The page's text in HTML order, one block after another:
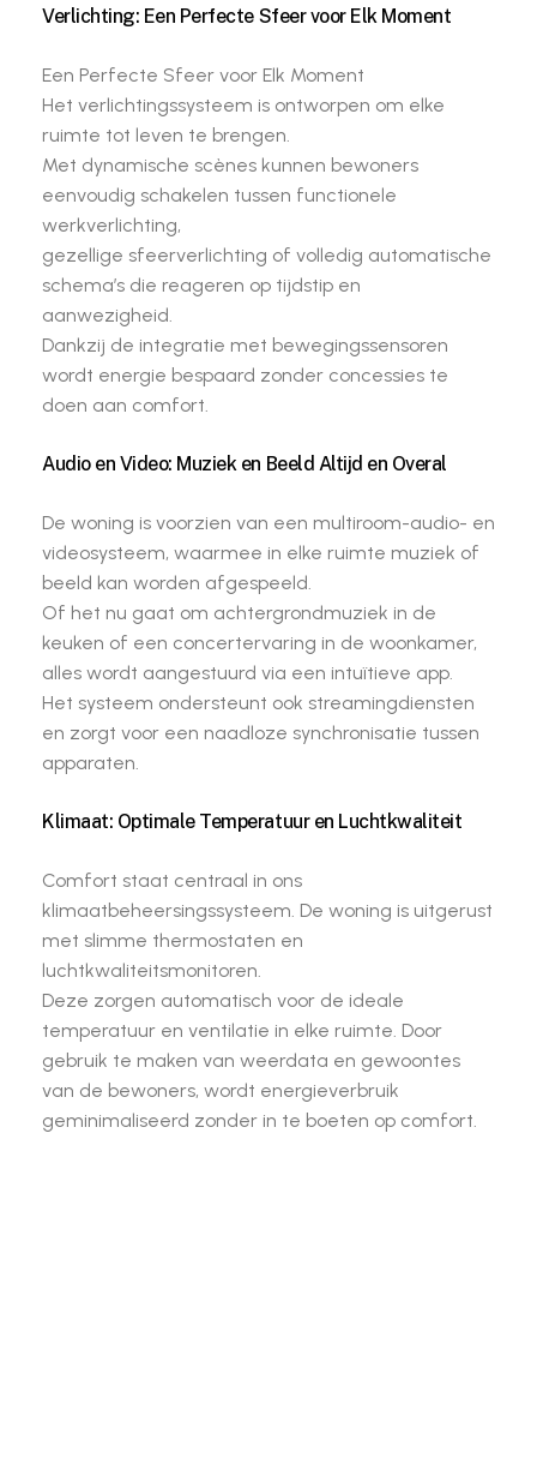
Verlichting: Een Perfecte Sfeer voor Elk Moment
Een Perfecte Sfeer voor Elk Moment
Het verlichtingssysteem is ontworpen om elke
ruimte tot leven te brengen.
Met dynamische scènes kunnen bewoners
eenvoudig schakelen tussen functionele
werkverlichting,
gezellige sfeerverlichting of volledig automatische
schema’s die reageren op tijdstip en
aanwezigheid.
Dankzij de integratie met bewegingssensoren
wordt energie bespaard zonder concessies te
doen aan comfort.
Audio en Video: Muziek en Beeld Altijd en Overal
De woning is voorzien van een multiroom-audio- en
videosysteem, waarmee in elke ruimte muziek of
beeld kan worden afgespeeld.
Of het nu gaat om achtergrondmuziek in de
keuken of een concertervaring in de woonkamer,
alles wordt aangestuurd via een intuïtieve app.
Het systeem ondersteunt ook streamingdiensten
en zorgt voor een naadloze synchronisatie tussen
apparaten.
Klimaat: Optimale Temperatuur en Luchtkwaliteit
Comfort staat centraal in ons
klimaatbeheersingssysteem. De woning is uitgerust
met slimme thermostaten en
luchtkwaliteitsmonitoren.
Deze zorgen automatisch voor de ideale
temperatuur en ventilatie in elke ruimte. Door
gebruik te maken van weerdata en gewoontes
van de bewoners, wordt energieverbruik
geminimaliseerd zonder in te boeten op comfort.